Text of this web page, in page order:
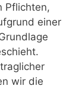
Pflichten,
einer
wir die